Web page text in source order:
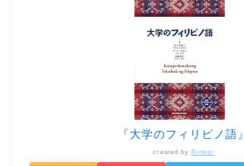
『大学のフィリピノ語』
created by Rinker